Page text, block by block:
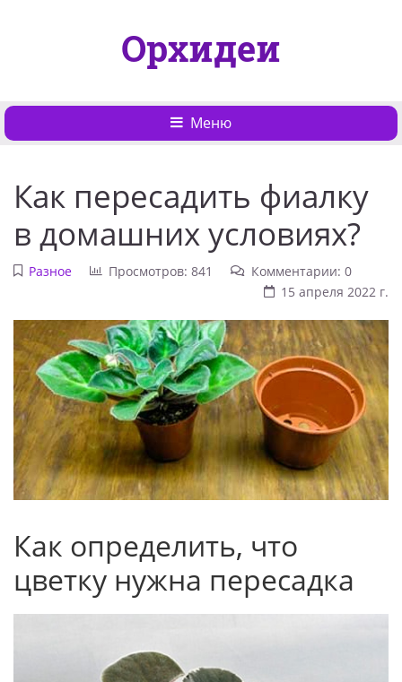
Орхидеи
Меню
Как пересадить фиалку
в домашних условиях?
Разное Просмотров: 841
Комментарии: 0
15 апреля 2022 г.
Как определить, что
цветку нужна пересадка